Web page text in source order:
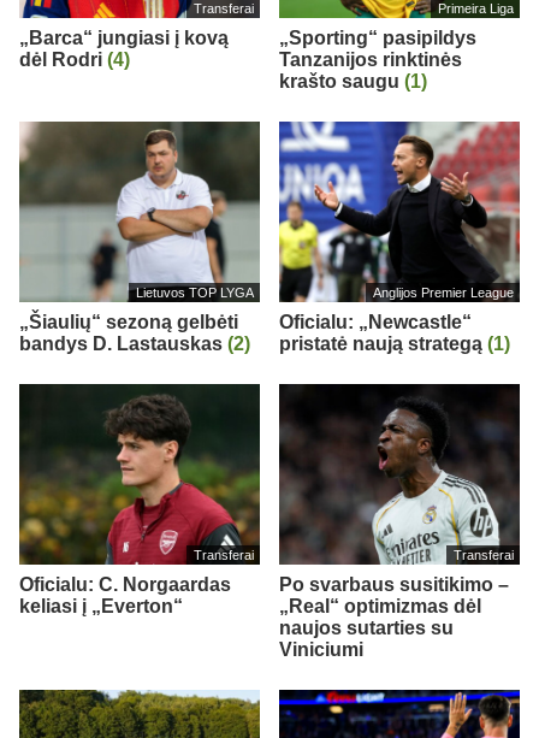
Transferai
„Barca“ jungiasi į kovą
dėl Rodri (4)
Primeira Liga
„Sporting“ pasipildys
Tanzanijos rinktinės
krašto saugu (1)
Lietuvos TOP LYGA
„Šiaulių“ sezoną gelbėti
bandys D. Lastauskas (2)
Anglijos Premier League
Oficialu: „Newcastle“
pristatė naują strategą (1)
Transferai
Oficialu: C. Norgaardas
keliasi į „Everton“
Transferai
Po svarbaus susitikimo –
„Real“ optimizmas dėl
naujos sutarties su
Viniciumi